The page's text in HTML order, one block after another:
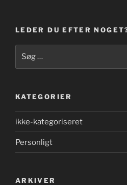
LEDER DU EFTER
efter:
KATEGORIER
ikke-kategoriseret
Personligt
ARKIVER